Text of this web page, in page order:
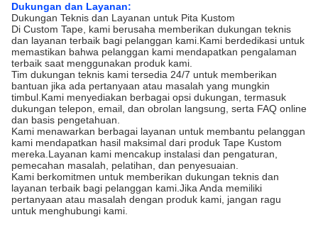
Dukungan dan Layanan:
Dukungan Teknis dan Layanan untuk Pita Kustom
Di Custom Tape, kami berusaha memberikan dukungan teknis
dan layanan terbaik bagi pelanggan kami.Kami berdedikasi untuk
memastikan bahwa pelanggan kami mendapatkan pengalaman
terbaik saat menggunakan produk kami.
Tim dukungan teknis kami tersedia 24/7 untuk memberikan
bantuan jika ada pertanyaan atau masalah yang mungkin
timbul.Kami menyediakan berbagai opsi dukungan, termasuk
dukungan telepon, email, dan obrolan langsung, serta FAQ online
dan basis pengetahuan.
Kami menawarkan berbagai layanan untuk membantu pelanggan
kami mendapatkan hasil maksimal dari produk Tape Kustom
mereka.Layanan kami mencakup instalasi dan pengaturan,
pemecahan masalah, pelatihan, dan penyesuaian.
Kami berkomitmen untuk memberikan dukungan teknis dan
layanan terbaik bagi pelanggan kami.Jika Anda memiliki
pertanyaan atau masalah dengan produk kami, jangan ragu
untuk menghubungi kami.